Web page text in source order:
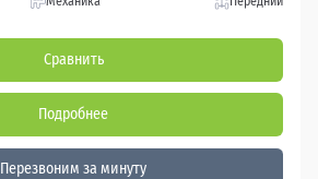
Сравнить
Подробнее
Перезвоним за минуту